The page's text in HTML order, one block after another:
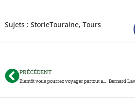
Sujets : StorieTouraine, Tours
PRÉCÉDENT
Bientôt vous pourrez voyager partout avec un seul titre de transports